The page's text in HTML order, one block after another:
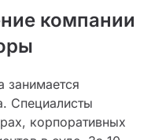
компании
занимается
Специалисты
корпоративных